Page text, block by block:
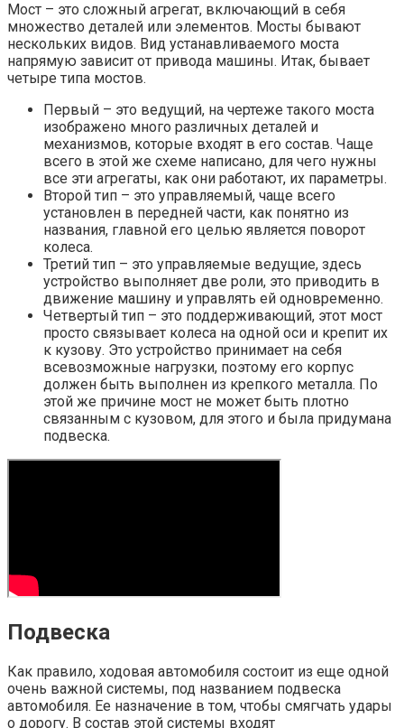
Мост – это сложный агрегат, включающий в себя
множество деталей или элементов. Мосты бывают
нескольких видов. Вид устанавливаемого моста
напрямую зависит от привода машины. Итак, бывает
четыре типа мостов.
Первый – это ведущий, на чертеже такого моста
изображено много различных деталей и
механизмов, которые входят в его состав. Чаще
всего в этой же схеме написано, для чего нужны
все эти агрегаты, как они работают, их параметры.
Второй тип – это управляемый, чаще всего
установлен в передней части, как понятно из
названия, главной его целью является поворот
колеса.
Третий тип – это управляемые ведущие, здесь
устройство выполняет две роли, это приводить в
движение машину и управлять ей одновременно.
Четвертый тип – это поддерживающий, этот мост
просто связывает колеса на одной оси и крепит их
к кузову. Это устройство принимает на себя
всевозможные нагрузки, поэтому его корпус
должен быть выполнен из крепкого металла. По
этой же причине мост не может быть плотно
связанным с кузовом, для этого и была придумана
подвеска.
Подвеска
Как правило, ходовая автомобиля состоит из еще одной
очень важной системы, под названием подвеска
автомобиля. Ее назначение в том, чтобы смягчать удары
о дорогу. В состав этой системы входят